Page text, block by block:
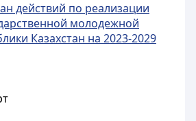
действий по реализации
молодежной
Казахстан на 2023-2029